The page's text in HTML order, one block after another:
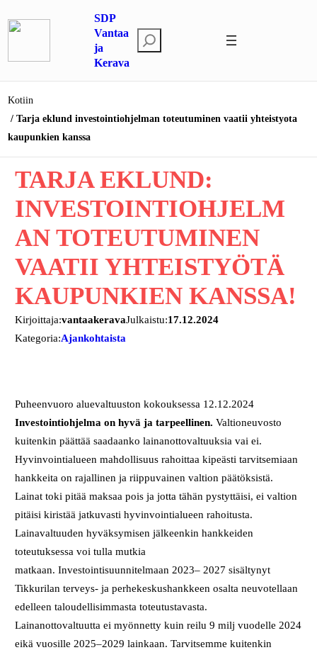
sisältöön
SDP
Vantaa
ja
Kerava
t
Kotiin
Tarja eklund investointiohjelman toteutuminen vaatii yhteistyota
kaupunkien kanssa
TARJA EKLUND:
INVESTOINTIOHJELM
AN TOTEUTUMINEN
VAATII YHTEISTYÖTÄ
KAUPUNKIEN KANSSA!
Kirjoittaja:vantaakeravaJulkaistu:17.12.2024
Kategoria:Ajankohtaista
Puheenvuoro aluevaltuuston kokouksessa 12.12.2024
Investointiohjelma on hyvä ja tarpeellinen. Valtioneuvosto
kuitenkin päättää saadaanko lainanottovaltuuksia vai ei.
Hyvinvointialueen mahdollisuus rahoittaa kipeästi tarvitsemiaan
hankkeita on rajallinen ja riippuvainen valtion päätöksistä.
Lainat toki pitää maksaa pois ja jotta tähän pystyttäisi, ei valtion
pitäisi kiristää jatkuvasti hyvinvointialueen rahoitusta.
Lainavaltuuden hyväksymisen jälkeenkin hankkeiden
toteutuksessa voi tulla mutkia
matkaan. Investointisuunnitelmaan 2023– 2027 sisältynyt
Tikkurilan terveys- ja perhekeskushankkeen osalta neuvotellaan
edelleen taloudellisimmasta toteutustavasta.
Lainanottovaltuutta ei myönnetty kuin reilu 9 milj vuodelle 2024
eikä vuosille 2025–2029 lainkaan. Tarvitsemme kuitenkin